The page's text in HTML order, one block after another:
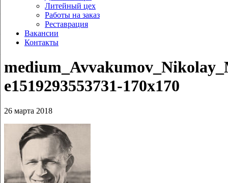
Литейный цех
Работы на заказ
Реставрация
Вакансии
Контакты
e1519293553731-170x170
26 марта 2018